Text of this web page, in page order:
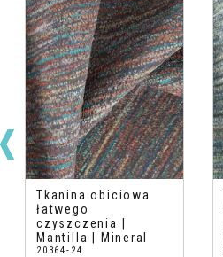
Tkanina obiciowa
łatwego
czyszczenia |
Mantilla | Mineral
20364-24